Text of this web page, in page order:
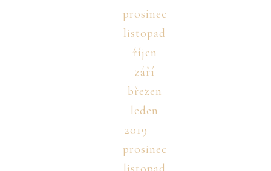
prosinec
listopad
říjen
září
březen
leden
2019
prosinec